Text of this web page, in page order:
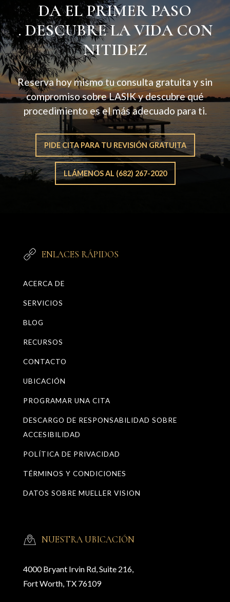
DA EL PRIMER PASO
. DESCUBRE LA VIDA CON
NITIDEZ
Reserva hoy mismo tu consulta gratuita y sin
compromiso sobre LASIK y descubre qué
procedimiento es el más adecuado para ti.
PIDE CITA PARA TU REVISIÓN GRATUITA
LLÁMENOS AL (682) 267-2020
NUESTRA UBICACIÓN
4000 Bryant Irvin Rd, Suite 216,
Fort Worth, TX 76109
ENLACES RÁPIDOS
ACERCA DE
SERVICIOS
BLOG
RECURSOS
CONTACTO
UBICACIÓN
PROGRAMAR UNA CITA
DESCARGO DE RESPONSABILIDAD SOBRE
ACCESIBILIDAD
POLÍTICA DE PRIVACIDAD
TÉRMINOS Y CONDICIONES
DATOS SOBRE MUELLER VISION